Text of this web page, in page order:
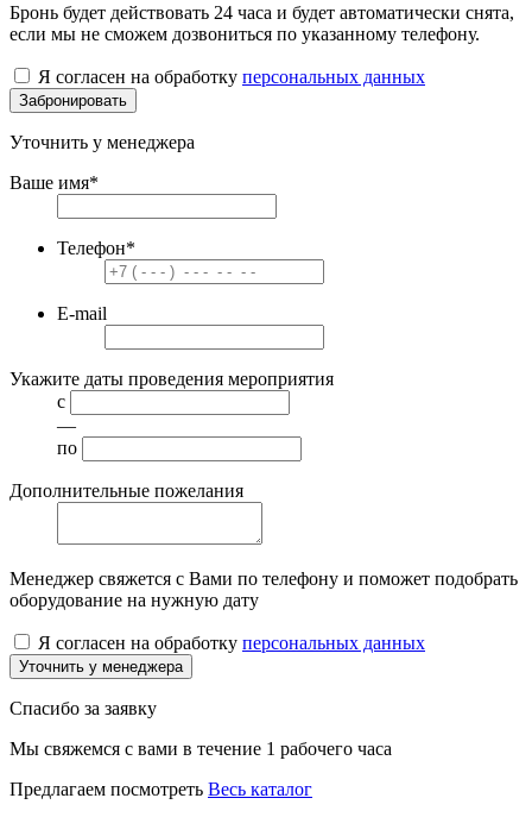
Бронь будет действовать 24 часа и будет автоматически снята,
если мы не сможем дозвониться по указанному телефону.
Я согласен на обработку персональных данных
Забронировать
Уточнить у менеджера
Ваше имя*
Телефон*
E-mail
Укажите даты проведения мероприятия
с
—
по
Дополнительные пожелания
Менеджер свяжется с Вами по телефону и поможет подобрать
оборудование на нужную дату
Я согласен на обработку персональных данных
Уточнить у менеджера
Спасибо за заявку
Мы свяжемся с вами в течение 1 рабочего часа
Предлагаем посмотреть Весь каталог